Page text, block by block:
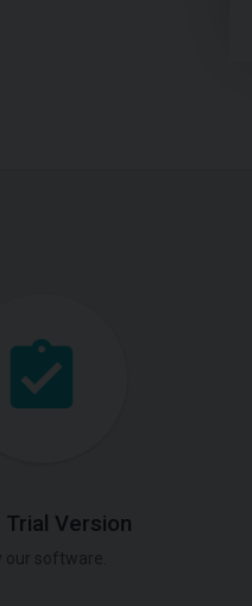
Trial Version